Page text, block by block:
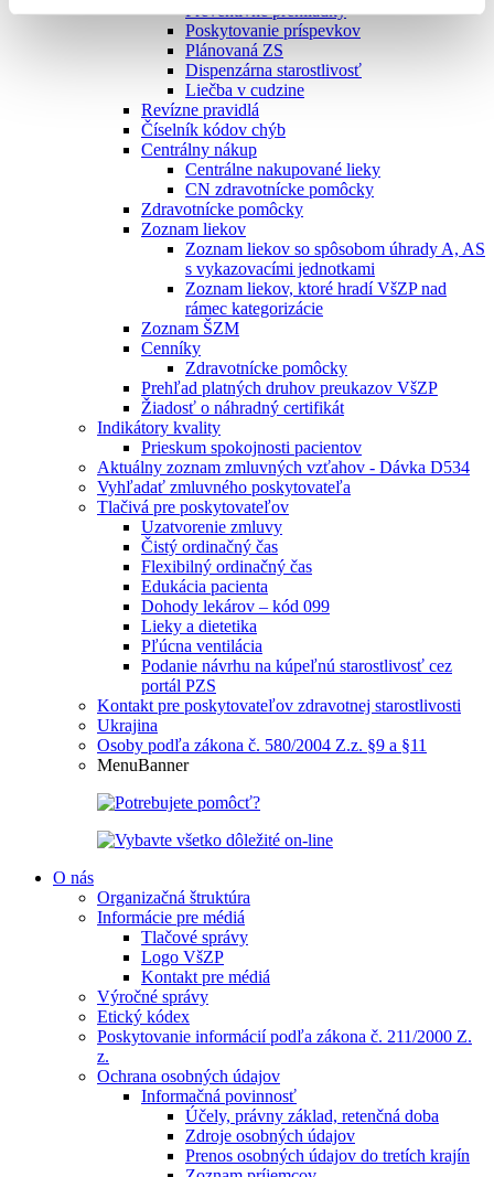
Preventívne prehliadky
Poskytovanie príspevkov
Plánovaná ZS
Dispenzárna starostlivosť
Liečba v cudzine
Revízne pravidlá
Číselník kódov chýb
Centrálny nákup
Centrálne nakupované lieky
CN zdravotnícke pomôcky
Zdravotnícke pomôcky
Zoznam liekov
Zoznam liekov so spôsobom úhrady A, AS
s vykazovacími jednotkami
Zoznam liekov, ktoré hradí VšZP nad
rámec kategorizácie
Zoznam ŠZM
Cenníky
Zdravotnícke pomôcky
Prehľad platných druhov preukazov VšZP
Žiadosť o náhradný certifikát
Indikátory kvality
Prieskum spokojnosti pacientov
Aktuálny zoznam zmluvných vzťahov - Dávka D534
Vyhľadať zmluvného poskytovateľa
Tlačivá pre poskytovateľov
Uzatvorenie zmluvy
Čistý ordinačný čas
Flexibilný ordinačný čas
Edukácia pacienta
Dohody lekárov – kód 099
Lieky a dietetika
Pľúcna ventilácia
Podanie návrhu na kúpeľnú starostlivosť cez
portál PZS
Kontakt pre poskytovateľov zdravotnej starostlivosti
Ukrajina
Osoby podľa zákona č. 580/2004 Z.z. §9 a §11
MenuBanner
O nás
Organizačná štruktúra
Informácie pre médiá
Tlačové správy
Logo VšZP
Kontakt pre médiá
Výročné správy
Etický kódex
Poskytovanie informácií podľa zákona č. 211/2000 Z.
z.
Ochrana osobných údajov
Informačná povinnosť
Účely, právny základ, retenčná doba
Zdroje osobných údajov
Prenos osobných údajov do tretích krajín